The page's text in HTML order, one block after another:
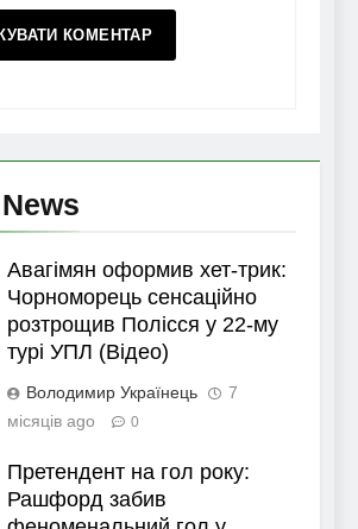
Авагімян оформив хет-трик:
Чорноморець сенсаційно
розтрощив Полісся у 22-му
турі УПЛ (Відео)
Володимир Українець
7
місяців ago
0
Претендент на гол року:
Рашфорд забив